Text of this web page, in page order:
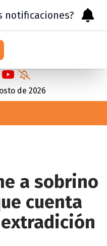
de 2026
a sobrino
cuenta
notificaciones?